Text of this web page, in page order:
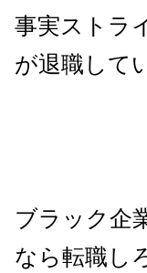
事実ストラ
が退職して
ブラック企
なら転職し